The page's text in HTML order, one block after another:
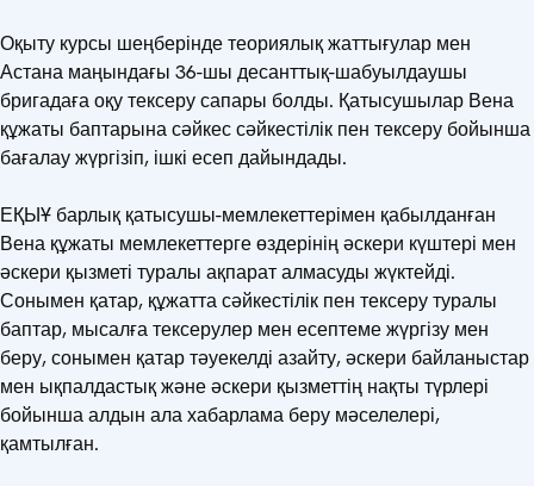
Оқыту курсы шеңберінде теориялық жаттығулар мен
Астана маңындағы 36-шы десанттық-шабуылдаушы
бригадаға оқу тексеру сапары болды. Қатысушылар Вена
құжаты баптарына сәйкес сәйкестілік пен тексеру бойынша
бағалау жүргізіп, ішкі есеп дайындады.
ЕҚЫҰ барлық қатысушы-мемлекеттерімен қабылданған
Вена құжаты мемлекеттерге өздерінің әскери күштері мен
әскери қызметі туралы ақпарат алмасуды жүктейді.
Сонымен қатар, құжатта сәйкестілік пен тексеру туралы
баптар, мысалға тексерулер мен есептеме жүргізу мен
беру, сонымен қатар тәуекелді азайту, әскери байланыстар
мен ықпалдастық және әскери қызметтің нақты түрлері
бойынша алдын ала хабарлама беру мәселелері,
қамтылған.